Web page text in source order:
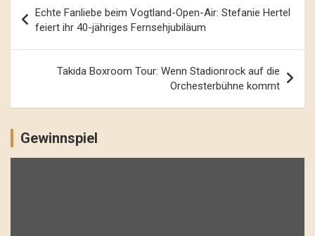
Navigation
Echte Fanliebe beim Vogtland-Open-Air: Stefanie Hertel
feiert ihr 40-jähriges Fernsehjubiläum
Takida Boxroom Tour: Wenn Stadionrock auf die
Orchesterbühne kommt
Gewinnspiel